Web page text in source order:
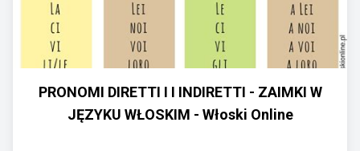
PRONOMI DIRETTI I I INDIRETTI - ZAIMKI W
JĘZYKU WŁOSKIM - Włoski Online